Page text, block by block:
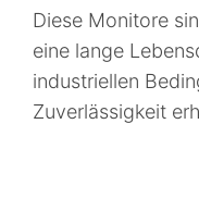
Diese Monitore
eine lange
industriellen
Zuverlässigkeit